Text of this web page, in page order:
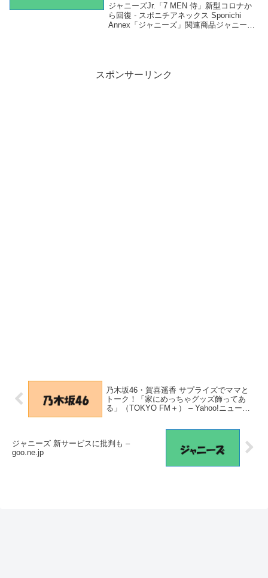
ジャニーズJr.「7 MEN 侍」新型コロナか
ら回復 - スポニチアネックス Sponichi
Annex「ジャニーズ」関連商品ジャニーズ
スポンサーリンク
乃木坂46・賀喜遥香 サプライズでママと
トーク！「家にめっちゃグッズ飾ってあ
る」（TOKYO FM＋） – Yahoo!ニュース
ジャニーズ 新サービスに批判も –
goo.ne.jp